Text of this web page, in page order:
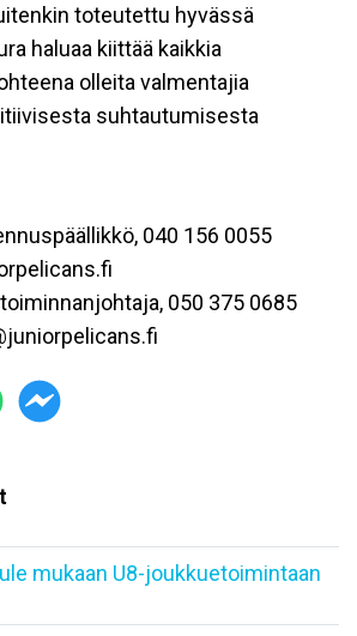
toteutettu hyvässä
haluaa kiittää kaikkia
olleita valmentajia
suhtautumisesta
040 156 0055
050 375 0685
mukaan U8-joukkuetoimintaan